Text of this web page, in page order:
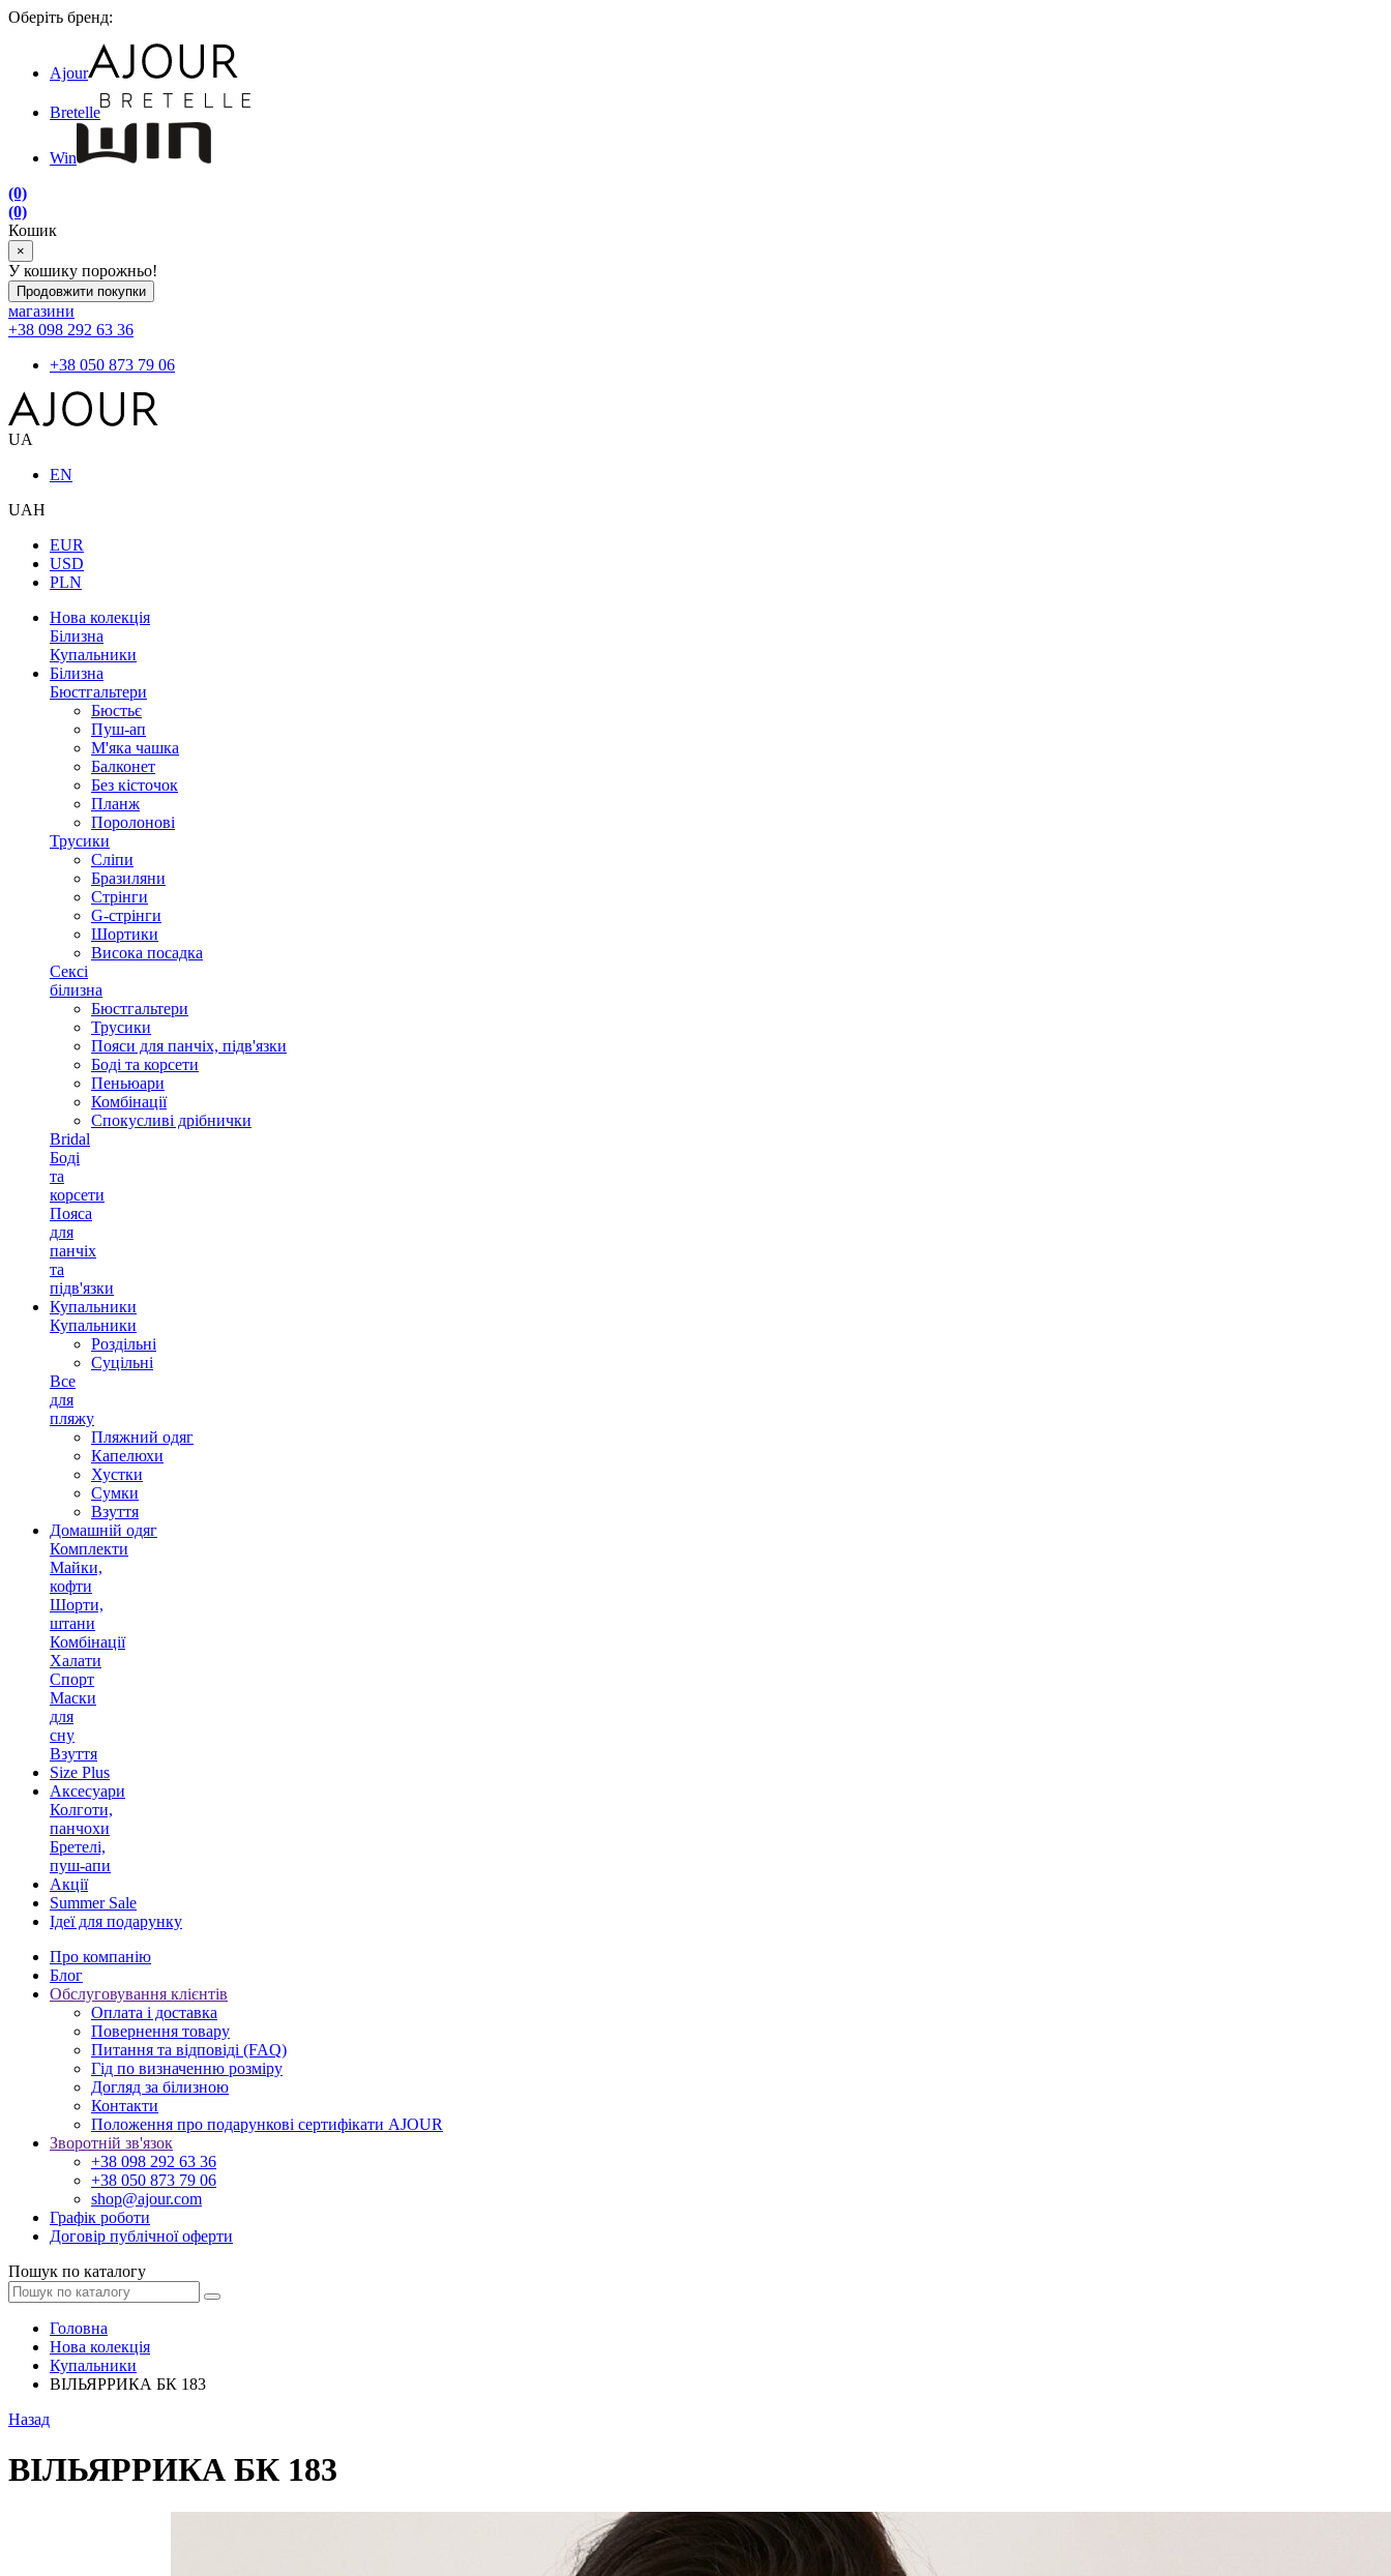
Оберіть бренд:
Ajour
Bretelle
Win
(0)
(0)
Кошик
×
У кошику порожньо!
Продовжити покупки
магазини
+38 098 292 63 36
+38 050 873 79 06
UA
EN
UAH
EUR
USD
PLN
Нова колекція
Білизна
Купальники
Білизна
Бюстгальтери
Бюстьє
Пуш-ап
М'яка чашка
Балконет
Без кісточок
Планж
Поролонові
Трусики
Сліпи
Бразиляни
Стрінги
G-стрінги
Шортики
Висока посадка
Сексі
білизна
Бюстгальтери
Трусики
Пояси для панчіх, підв'язки
Боді та корсети
Пеньюари
Комбінації
Спокусливі дрібнички
Bridal
Боді
та
корсети
Пояса
для
панчіх
та
підв'язки
Купальники
Купальники
Роздільні
Суцільні
Все
для
пляжу
Пляжний одяг
Капелюхи
Хустки
Сумки
Взуття
Домашній одяг
Комплекти
Майки,
кофти
Шорти,
штани
Комбінації
Халати
Спорт
Маски
для
сну
Взуття
Size Plus
Аксесуари
Колготи,
панчохи
Бретелі,
пуш-апи
Акції
Summer Sale
Ідеї для подарунку
Про компанію
Блог
Обслуговування клієнтів
Оплата і доставка
Повернення товару
Питання та відповіді (FAQ)
Гід по визначенню розміру
Догляд за білизною
Контакти
Положення про подарункові сертифікати AJOUR
Зворотній зв'язок
+38 098 292 63 36
+38 050 873 79 06
shop@ajour.com
Графік роботи
Договір публічної оферти
Пошук по каталогу
Головна
Нова колекція
Купальники
ВІЛЬЯРРИКА БК 183
Назад
ВІЛЬЯРРИКА БК 183